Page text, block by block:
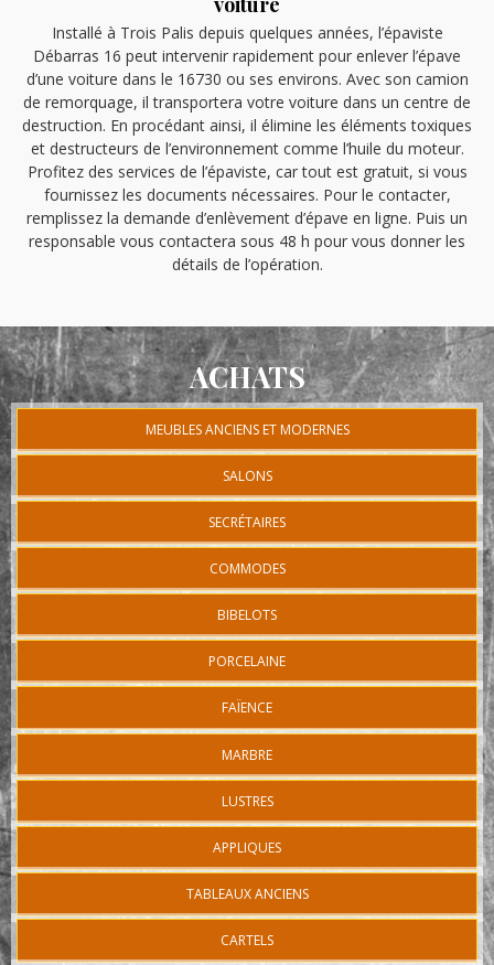
Installé à Trois Palis depuis quelques années, l’épaviste
Débarras 16 peut intervenir rapidement pour enlever l’épave
d’une voiture dans le 16730 ou ses environs. Avec son camion
de remorquage, il transportera votre voiture dans un centre de
destruction. En procédant ainsi, il élimine les éléments toxiques
et destructeurs de l’environnement comme l’huile du moteur.
Profitez des services de l’épaviste, car tout est gratuit, si vous
fournissez les documents nécessaires. Pour le contacter,
remplissez la demande d’enlèvement d’épave en ligne. Puis un
responsable vous contactera sous 48 h pour vous donner les
détails de l’opération.
ACHATS
MEUBLES ANCIENS ET MODERNES
SALONS
SECRÉTAIRES
COMMODES
BIBELOTS
PORCELAINE
FAÏENCE
MARBRE
LUSTRES
APPLIQUES
TABLEAUX ANCIENS
CARTELS